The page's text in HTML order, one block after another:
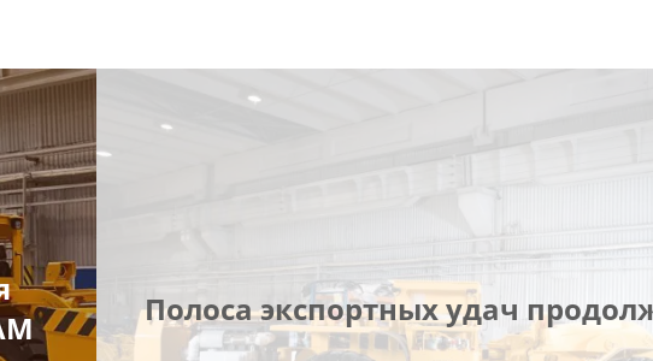
Полоса экспортных удач